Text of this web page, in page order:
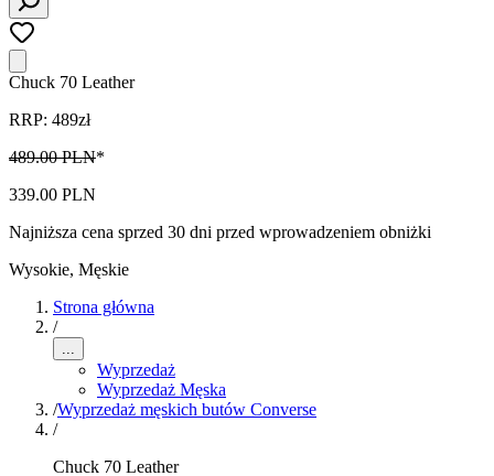
Chuck 70 Leather
RRP: 489zł
489.00 PLN*
339.00 PLN
Najniższa cena sprzed 30 dni przed wprowadzeniem obniżki
Wysokie, Męskie
Strona główna
/
...
Wyprzedaż
Wyprzedaż Męska
/Wyprzedaż męskich butów Converse
/
Chuck 70 Leather